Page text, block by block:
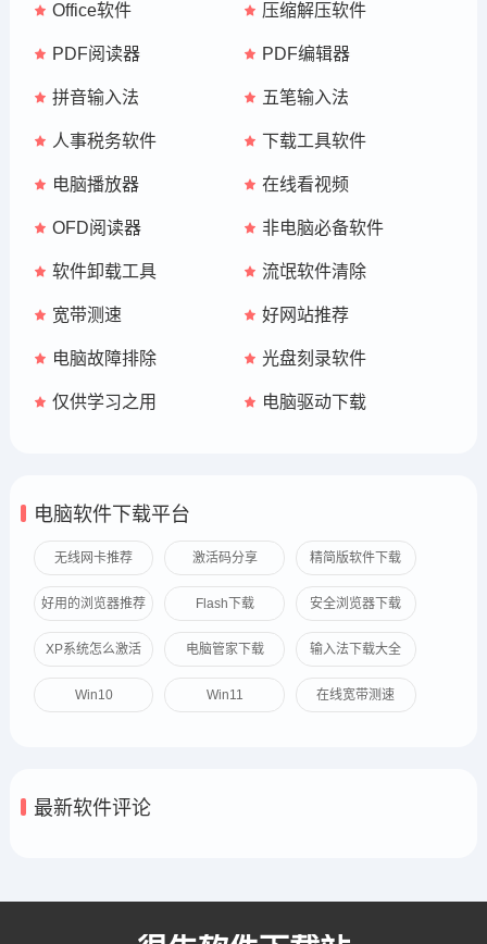
Office软件 压缩解压软件
PDF阅读器 PDF编辑器
拼音输入法 五笔输入法
人事税务软件 下载工具软件
电脑播放器 在线看视频
OFD阅读器 非电脑必备软件
软件卸载工具 流氓软件清除
宽带测速 好网站推荐
电脑故障排除 光盘刻录软件
仅供学习之用 电脑驱动下载
电脑软件下载平台
无线网卡推荐 激活码分享 精简版软件下载
好用的浏览器推荐 Flash下载 安全浏览器下载
XP系统怎么激活 电脑管家下载 输入法下载大全
Win10 Win11 在线宽带测速
最新软件评论